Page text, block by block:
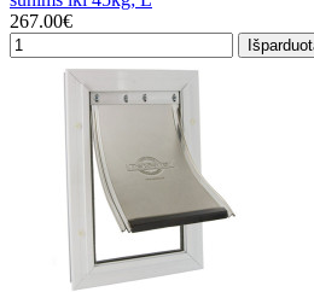
267.00€